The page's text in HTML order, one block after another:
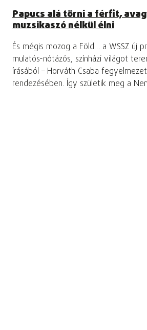
Papucs alá törni a férfit,
muzsikaszó nélkül élni
És mégis mozog a Föld… a WSSZ új
mulatós-nótázós, színházi világot
írásából – Horváth Csaba
rendezésében. Így születik meg a